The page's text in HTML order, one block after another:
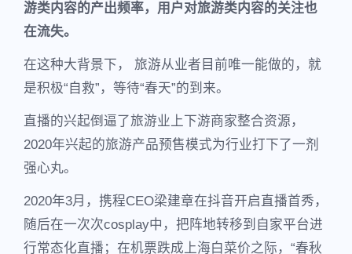
游类内容的产出频率，用户对旅游类内容的关注也
在流失。
在这种大背景下， 旅游从业者目前唯一能做的，就
是积极“自救”，等待“春天”的到来。
直播的兴起倒逼了旅游业上下游商家整合资源，
2020年兴起的旅游产品预售模式为行业打下了一剂
强心丸。
2020年3月，携程CEO梁建章在抖音开启直播首秀，
随后在一次次cosplay中，把阵地转移到自家平台进
行常态化直播；在机票跌成上海白菜价之际，“春秋